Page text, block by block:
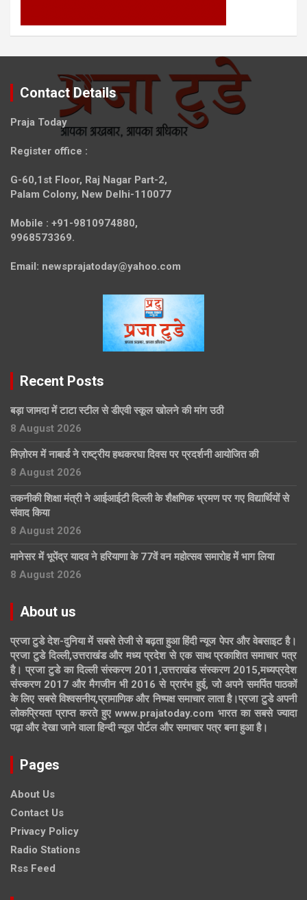
Contact Details
Praja Today
Register office :
G-60,1st Floor, Raj Nagar Part-2,
Palam Colony, New Delhi-110077
Mobile : +91-9810974880,
9968573369.
Email: newsprajatoday@yahoo.com
Recent Posts
बड़ा जामदा में टाटा स्टील से डीएवी स्कूल खोलने की मांग उठी
8 August 2026
मिज़ोरम में नाबार्ड ने राष्ट्रीय हथकरघा दिवस पर प्रदर्शनी आयोजित की
8 August 2026
तकनीकी शिक्षा मंत्री ने आईआईटी दिल्ली के शैक्षणिक भ्रमण पर गए विद्यार्थियों से
संवाद किया
8 August 2026
मानेसर में भूपेंद्र यादव ने हरियाणा के 77वें वन महोत्सव समारोह में भाग लिया
8 August 2026
About us
प्रजा टुडे देश-दुनिया में सबसे तेजी से बढ़ता हुआ हिंदी न्यूज पेपर और वेबसाइट है।
प्रजा टुडे दिल्ली,उत्तराखंड और मध्य प्रदेश से एक साथ प्रकाशित समाचार पत्र
है। प्रजा टुडे का दिल्ली संस्करण 2011,उत्तराखंड संस्करण 2015,मध्यप्रदेश
संस्करण 2017 और मैगजीन भी 2016 से प्रारंभ हुई, जो अपने समर्पित पाठकों
के लिए सबसे विश्वसनीय,प्रामाणिक और निष्पक्ष समाचार लाता है।प्रजा टुडे अपनी
लोकप्रियता प्राप्त करते हुए www.prajatoday.com भारत का सबसे ज्यादा
पढ़ा और देखा जाने वाला हिन्दी न्यूज़ पोर्टल और समाचार पत्र बना हुआ है।
Pages
About Us
Contact Us
Privacy Policy
Radio Stations
Rss Feed